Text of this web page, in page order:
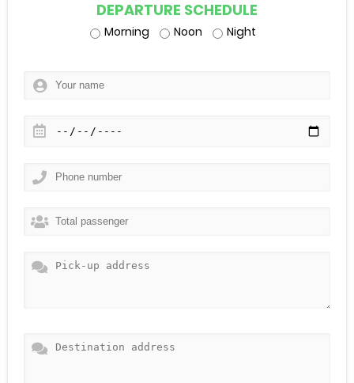
DEPARTURE SCHEDULE
Morning Noon Night